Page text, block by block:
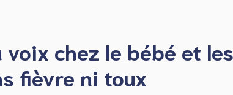
chez le bébé et les
fièvre ni toux